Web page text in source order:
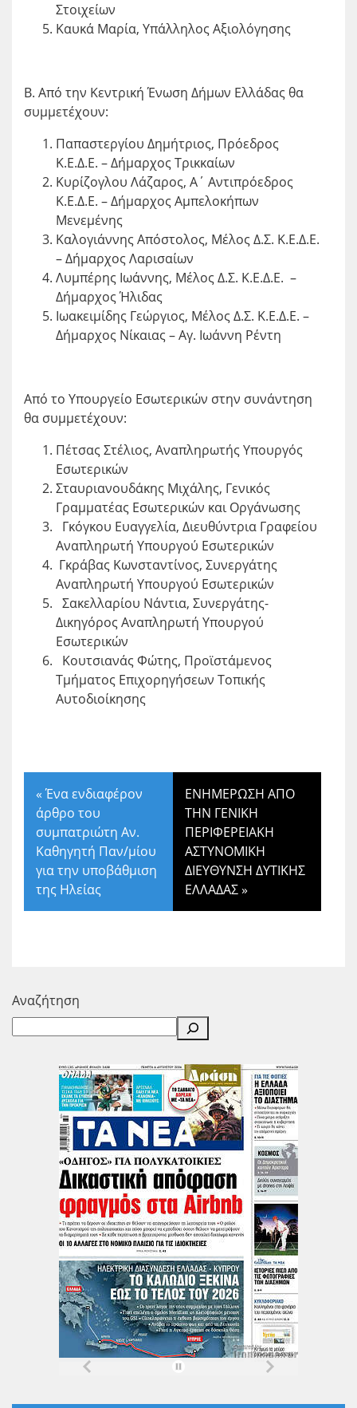
Στοιχείων
Καυκά Μαρία, Υπάλληλος Αξιολόγησης
Β. Από την Κεντρική Ένωση Δήμων Ελλάδας θα
συμμετέχουν:
Παπαστεργίου Δημήτριος, Πρόεδρος
Κ.Ε.Δ.Ε. – Δήμαρχος Τρικκαίων
Κυρίζογλου Λάζαρος, Α΄ Αντιπρόεδρος
Κ.Ε.Δ.Ε. – Δήμαρχος Αμπελοκήπων
Μενεμένης
Καλογιάννης Απόστολος, Μέλος Δ.Σ. Κ.Ε.Δ.Ε.
– Δήμαρχος Λαρισαίων
Λυμπέρης Ιωάννης, Μέλος Δ.Σ. Κ.Ε.Δ.Ε. –
Δήμαρχος Ήλιδας
Ιωακειμίδης Γεώργιος, Μέλος Δ.Σ. Κ.Ε.Δ.Ε. –
Δήμαρχος Νίκαιας – Αγ. Ιωάννη Ρέντη
Από το Υπουργείο Εσωτερικών στην συνάντηση
θα συμμετέχουν:
Πέτσας Στέλιος, Αναπληρωτής Υπουργός
Εσωτερικών
Σταυριανουδάκης Μιχάλης, Γενικός
Γραμματέας Εσωτερικών και Οργάνωσης
Γκόγκου Ευαγγελία, Διευθύντρια Γραφείου
Αναπληρωτή Υπουργού Εσωτερικών
Γκράβας Κωνσταντίνος, Συνεργάτης
Αναπληρωτή Υπουργού Εσωτερικών
Σακελλαρίου Νάντια, Συνεργάτης-
Δικηγόρος Αναπληρωτή Υπουργού
Εσωτερικών
Κουτσιανάς Φώτης, Προϊστάμενος
Τμήματος Επιχορηγήσεων Τοπικής
Αυτοδιοίκησης
«Ένα ενδιαφέρον
άρθρο του
συμπατριώτη Αν.
Καθηγητή Παν/μίου
για την υποβάθμιση
της Ηλείας
ΕΝΗΜΕΡΩΣΗ ΑΠΟ
ΤΗΝ ΓΕΝΙΚΗ
ΠΕΡΙΦΕΡΕΙΑΚΗ
ΑΣΤΥΝΟΜΙΚΗ
ΔΙΕΥΘΥΝΣΗ ΔΥΤΙΚΗΣ
ΕΛΛΑΔΑΣ»
Αναζήτηση